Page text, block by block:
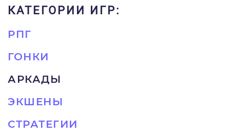
КАТЕГОРИИ ИГР:
РПГ
ГОНКИ
АРКАДЫ
ЭКШЕНЫ
СТРАТЕГИИ